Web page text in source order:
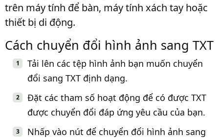
trên máy tính để bàn, máy tính xách tay hoặc
thiết bị di động.
Cách chuyển đổi hình ảnh sang TXT
Tải lên các tệp hình ảnh bạn muốn chuyển
đổi sang TXT định dạng.
Đặt các tham số hoạt động để có được TXT
được chuyển đổi đáp ứng yêu cầu của bạn.
Nhấp vào nút để chuyển đổi hình ảnh sang